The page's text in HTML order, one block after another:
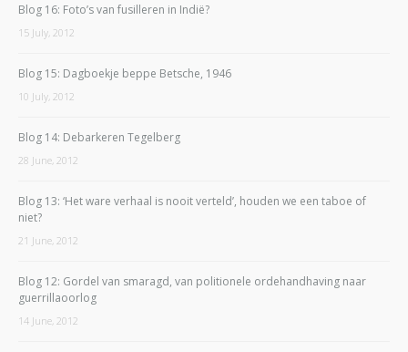
Blog 16: Foto’s van fusilleren in Indië?
15 July, 2012
Blog 15: Dagboekje beppe Betsche, 1946
10 July, 2012
Blog 14: Debarkeren Tegelberg
28 June, 2012
Blog 13: ‘Het ware verhaal is nooit verteld’, houden we een taboe of
niet?
21 June, 2012
Blog 12: Gordel van smaragd, van politionele ordehandhaving naar
guerrillaoorlog
14 June, 2012